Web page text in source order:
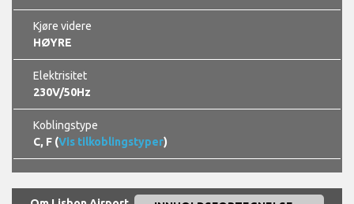
Kjøre videre
HØYRE
Elektrisitet
230V/50Hz
Koblingstype
C, F (Vis tilkoblingstyper)